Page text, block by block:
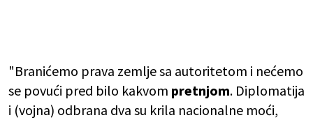
"Branićemo prava zemlje sa autoritetom i nećemo
se povući pred bilo kakvom pretnjom. Diplomatija
i (vojna) odbrana dva su krila nacionalne moći,